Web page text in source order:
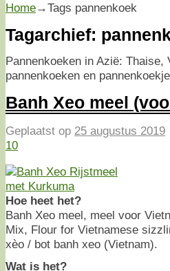
Home→Tags pannenkoek
Tagarchief:
Pannenkoeken in Azië:
pannenkoeken en
Banh Xeo meel
Geplaatst op 25 augustus 2019
10
Hoe heet het?
Banh Xeo meel, meel voor
Mix, Flour for Vietnamese
xèo / bot banh xeo (Vietnam).
Wat is het?